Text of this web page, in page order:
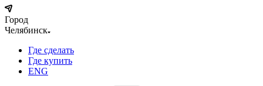
Город
Челябинск
Где сделать
Где купить
ENG